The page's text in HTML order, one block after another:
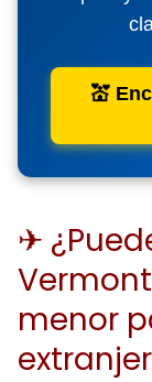
💒
✈
menor